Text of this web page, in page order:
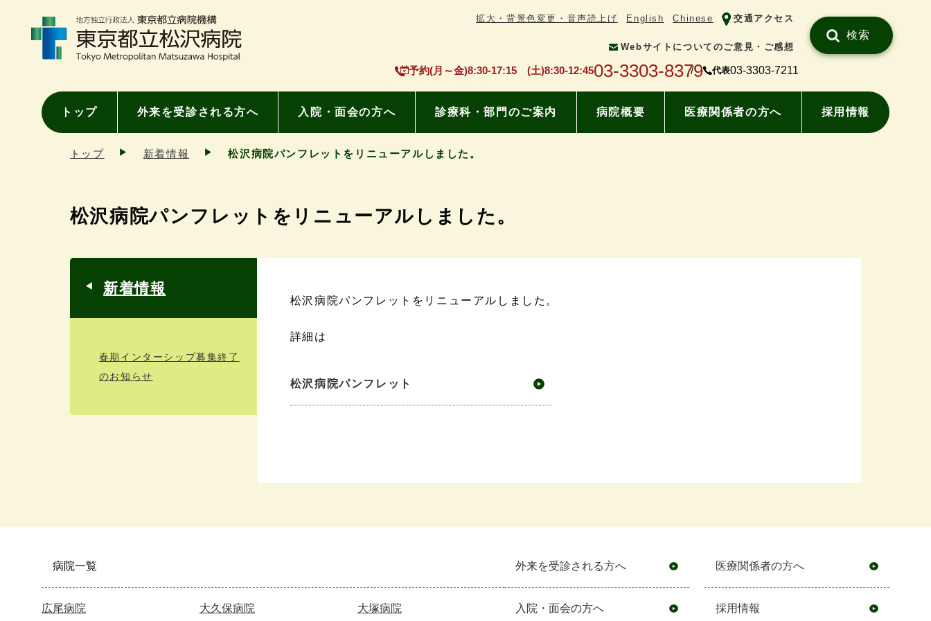
拡大・背景色変更・音声読上げ English Chinese 交通アクセス
Webサイトについてのご意見・ご感想
予約(月～金)8:30-17:15 (土)8:30-12:4503-3303-8379 代表03-3303-7211
検索
トップ 外来を受診される方へ 入院・面会の方へ 診療科・部門のご案内 病院概要 医療関係者の方へ 採用情報
トップ 新着情報 松沢病院パンフレットをリニューアルしました。
松沢病院パンフレットをリニューアルしました。
松沢病院パンフレットをリニューアルしました。
詳細は
松沢病院パンフレット
新着情報
春期インターシップ募集終了
のお知らせ
病院一覧
広尾病院 大久保病院 大塚病院
外来を受診される方へ
入院・面会の方へ
医療関係者の方へ
採用情報